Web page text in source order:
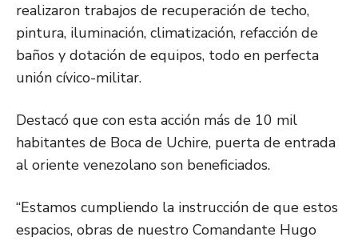
realizaron trabajos de recuperación de techo,
pintura, iluminación, climatización, refacción de
baños y dotación de equipos, todo en perfecta
unión cívico-militar.
Destacó que con esta acción más de 10 mil
habitantes de Boca de Uchire, puerta de entrada
al oriente venezolano son beneficiados.
“Estamos cumpliendo la instrucción de que estos
espacios, obras de nuestro Comandante Hugo